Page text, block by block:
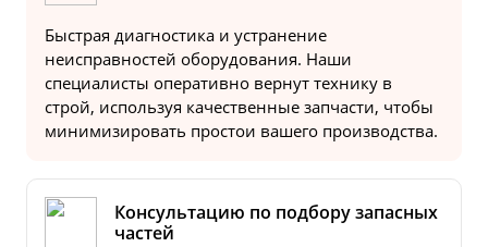
Быстрая диагностика и устранение
неисправностей оборудования. Наши
специалисты оперативно вернут технику в
строй, используя качественные запчасти, чтобы
минимизировать простои вашего производства.
Консультацию по подбору запасных
частей